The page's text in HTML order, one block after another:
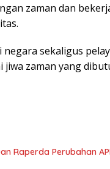
zaman dan
negara sekaligus
zaman yang
Raperda Perubahan